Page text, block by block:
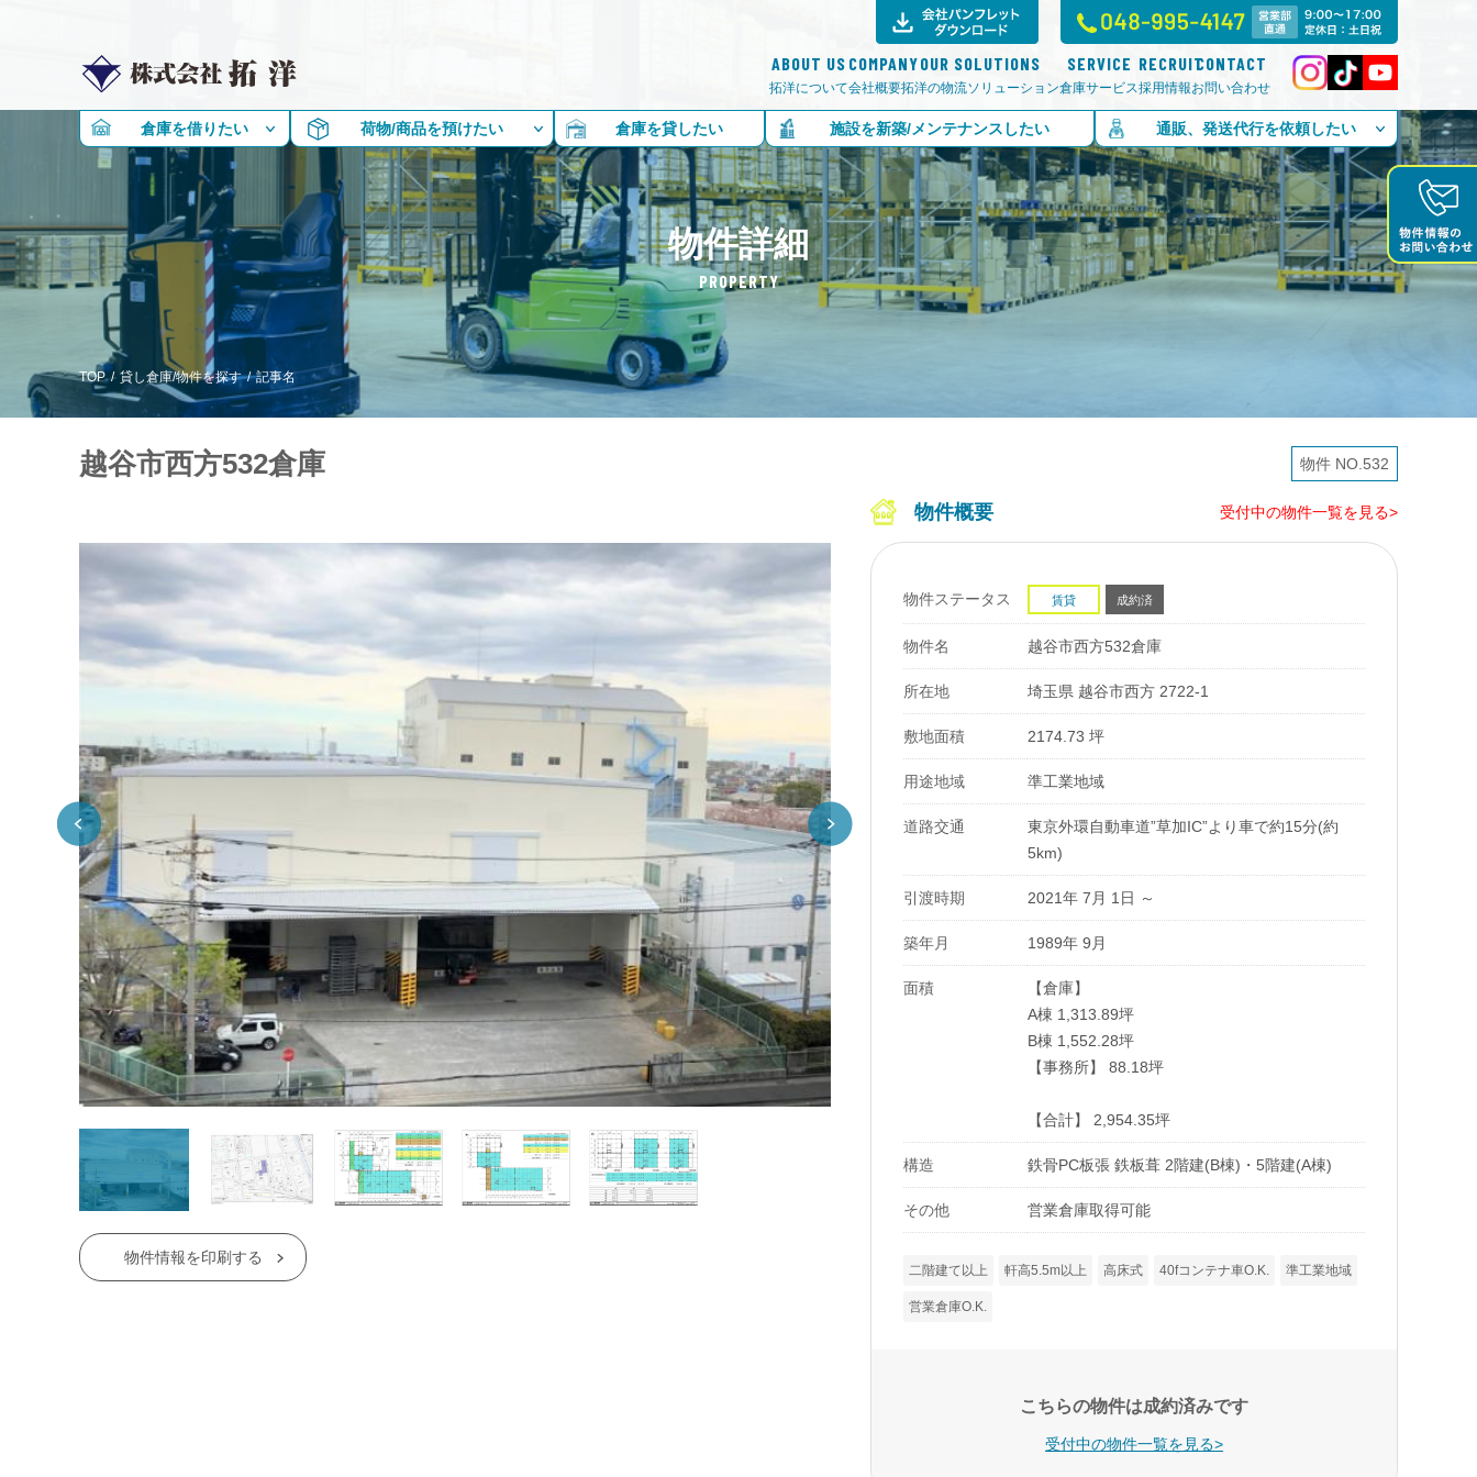
拓洋について
ABOUT US
会社概要
COMPANY
拓洋の物流ソリューション
OUR SOLUTIONS
倉庫サービス
SERVICE
採用情報
RECRUIT
お問い合わせ
CONTACT
倉庫を借りたい 荷物/商品を預けたい 倉庫を貸したい 施設を新築/メンテナンスしたい 通販、発送代行を依頼したい
物件詳細
PROPERTY
TOP / 貸し倉庫/物件を探す / 記事名
物件 NO.532
越谷市西方532倉庫
物件情報を印刷する
物件概要 受付中の物件一覧を見る>
物件ステータス 賃貸 成約済
物件名 越谷市西方532倉庫
所在地 埼玉県 越谷市西方 2722-1
敷地面積 2174.73 坪
用途地域 準工業地域
道路交通
東京外環自動車道”草加IC”より車で約15分(約
5km)
引渡時期 2021年 7月 1日 ～
築年月 1989年 9月
面積
【倉庫】
A棟 1,313.89坪
B棟 1,552.28坪
【事務所】 88.18坪
【合計】 2,954.35坪
構造 鉄骨PC板張 鉄板葺 2階建(B棟)・5階建(A棟)
その他 営業倉庫取得可能
二階建て以上 軒高5.5m以上 高床式 40fコンテナ車O.K. 準工業地域
営業倉庫O.K.
こちらの物件は成約済みです
受付中の物件一覧を見る>